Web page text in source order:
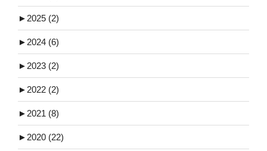
► 2025 (2)
► 2024 (6)
► 2023 (2)
► 2022 (2)
► 2021 (8)
► 2020 (22)